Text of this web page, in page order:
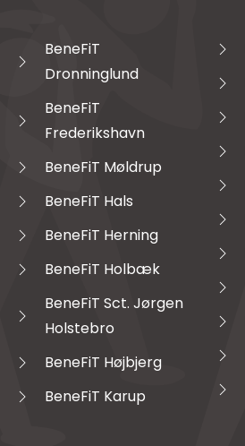
BeneFiT
Dronninglund
BeneFiT
Frederikshavn
BeneFiT Møldrup
BeneFiT Hals
BeneFiT Herning
BeneFiT Holbæk
BeneFiT Sct. Jørgen
Holstebro
BeneFiT Højbjerg
BeneFiT Karup